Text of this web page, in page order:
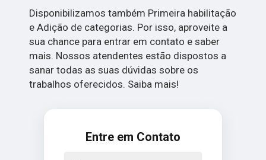
Disponibilizamos também Primeira habilitação
e Adição de categorias. Por isso, aproveite a
sua chance para entrar em contato e saber
mais. Nossos atendentes estão dispostos a
sanar todas as suas dúvidas sobre os
trabalhos oferecidos. Saiba mais!
Entre em Contato